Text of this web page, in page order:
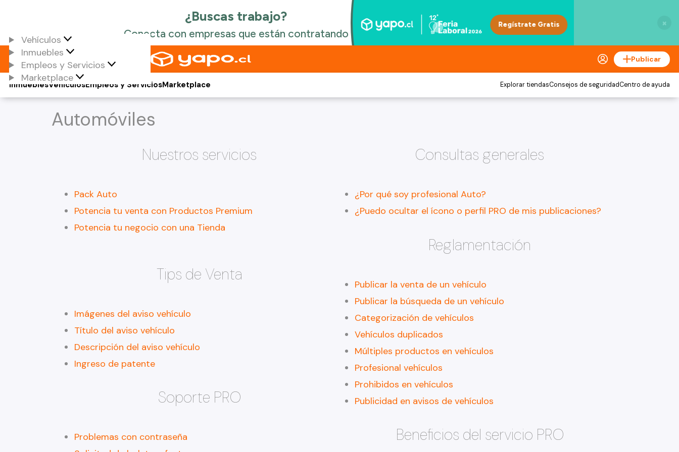
×
Vehículos
Inmuebles
Empleos y Servicios
Marketplace
Publicar
Vehículos
Inmuebles Empleos y ServiciosMarketplace Explorar tiendasConsejos de seguridadCentro de ayuda
Automóviles
Nuestros servicios
Pack Auto
Potencia tu venta con Productos Premium
Potencia tu negocio con una Tienda
Tips de Venta
Imágenes del aviso vehículo
Título del aviso vehículo
Descripción del aviso vehículo
Ingreso de patente
Soporte PRO
Problemas con contraseña
Consultas generales
¿Por qué soy profesional Auto?
¿Puedo ocultar el ícono o perfil PRO de mis publicaciones?
Reglamentación
Publicar la venta de un vehículo
Publicar la búsqueda de un vehículo
Categorización de vehículos
Vehículos duplicados
Múltiples productos en vehículos
Profesional vehículos
Prohibidos en vehículos
Publicidad en avisos de vehículos
Beneficios del servicio PRO